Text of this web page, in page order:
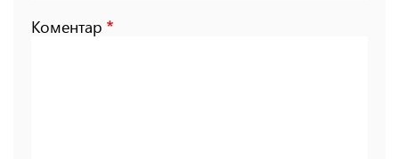
Коментар